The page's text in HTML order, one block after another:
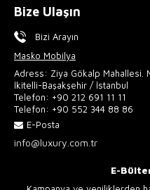
Bize Ulaşın
Bizi Arayın
Masko Mobilya
Adress: Ziya Gökalp Mahallesi.
İkitelli-Başakşehir / İstanbul
Telefon: +90 212 691 11 11
Telefon: +90 552 344 88 86
E-Posta
info@luxury.com.tr
E-